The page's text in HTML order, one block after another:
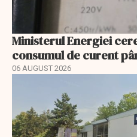
Ministerul Energiei
consumul de curent
06 AUGUST 2026